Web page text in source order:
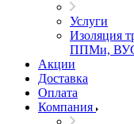
Услуги
Изоляция
ППМи,
Акции
Доставка
Оплата
Компания